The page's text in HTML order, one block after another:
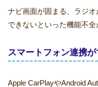
ナビ画面が固まる、ラジ
できないといった機能不全
スマートフォン連携
Apple CarPlayやAndroid